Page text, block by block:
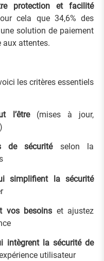
protection et facilité
cela que 34,6% des
solution de paiement
aux attentes.
les critères essentiels
l’être(mises à jour,
de sécuritéselon la
simplifient la sécurité
vos besoins et ajustez
intègrent la sécurité de
utilisateur